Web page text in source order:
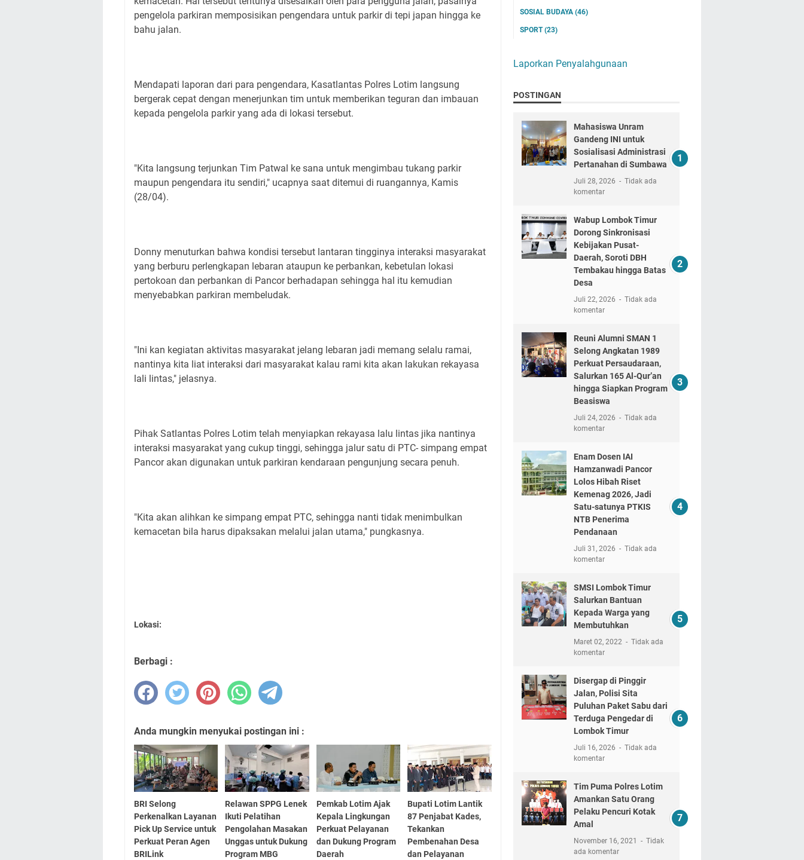
pengelola parkiran memposisikan pengendara untuk parkir di tepi japan hingga ke
bahu jalan.
Mendapati laporan dari para pengendara, Kasatlantas Polres Lotim langsung
bergerak cepat dengan menerjunkan tim untuk memberikan teguran dan imbauan
kepada pengelola parkir yang ada di lokasi tersebut.
"Kita langsung terjunkan Tim Patwal ke sana untuk mengimbau tukang parkir
maupun pengendara itu sendiri," ucapnya saat ditemui di ruangannya, Kamis
(28/04).
Donny menuturkan bahwa kondisi tersebut lantaran tingginya interaksi masyarakat
yang berburu perlengkapan lebaran ataupun ke perbankan, kebetulan lokasi
pertokoan dan perbankan di Pancor berhadapan sehingga hal itu kemudian
menyebabkan parkiran membeludak.
"Ini kan kegiatan aktivitas masyarakat jelang lebaran jadi memang selalu ramai,
nantinya kita liat interaksi dari masyarakat kalau rami kita akan lakukan rekayasa
lali lintas," jelasnya.
Pihak Satlantas Polres Lotim telah menyiapkan rekayasa lalu lintas jika nantinya
interaksi masyarakat yang cukup tinggi, sehingga jalur satu di PTC- simpang empat
Pancor akan digunakan untuk parkiran kendaraan pengunjung secara penuh.
"Kita akan alihkan ke simpang empat PTC, sehingga nanti tidak menimbulkan
kemacetan bila harus dipaksakan melalui jalan utama," pungkasnya.
Lokasi:
Berbagi :
Anda mungkin menyukai postingan ini :
BRI Selong
Perkenalkan Layanan
Pick Up Service untuk
Perkuat Peran Agen
BRILink
Relawan SPPG Lenek
Ikuti Pelatihan
Pengolahan Masakan
Unggas untuk Dukung
Program MBG
Pemkab Lotim Ajak
Kepala Lingkungan
Perkuat Pelayanan
dan Dukung Program
Daerah
Bupati Lotim Lantik
87 Penjabat Kades,
Tekankan
Pembenahan Desa
dan Pelayanan
SOSIAL BUDAYA (46)
SPORT(23)
Laporkan Penyalahgunaan
POSTINGAN
Mahasiswa Unram
Gandeng INI untuk
Sosialisasi Administrasi
Pertanahan di Sumbawa
Juli 28, 2026
Tidak ada
komentar
Wabup Lombok Timur
Dorong Sinkronisasi
Kebijakan Pusat-
Daerah, Soroti DBH
Tembakau hingga Batas
Desa
Juli 22, 2026
Tidak ada
komentar
Reuni Alumni SMAN 1
Selong Angkatan 1989
Perkuat Persaudaraan,
Salurkan 165 Al-Qur’an
hingga Siapkan Program
Beasiswa
Juli 24, 2026
Tidak ada
komentar
Enam Dosen IAI
Hamzanwadi Pancor
Lolos Hibah Riset
Kemenag 2026, Jadi
Satu-satunya PTKIS
NTB Penerima
Pendanaan
Juli 31, 2026
Tidak ada
komentar
SMSI Lombok Timur
Salurkan Bantuan
Kepada Warga yang
Membutuhkan
Maret 02, 2022
Tidak ada
komentar
Disergap di Pinggir
Jalan, Polisi Sita
Puluhan Paket Sabu dari
Terduga Pengedar di
Lombok Timur
Juli 16, 2026
Tidak ada
komentar
Tim Puma Polres Lotim
Amankan Satu Orang
Pelaku Pencuri Kotak
Amal
November 16, 2021
Tidak
ada komentar